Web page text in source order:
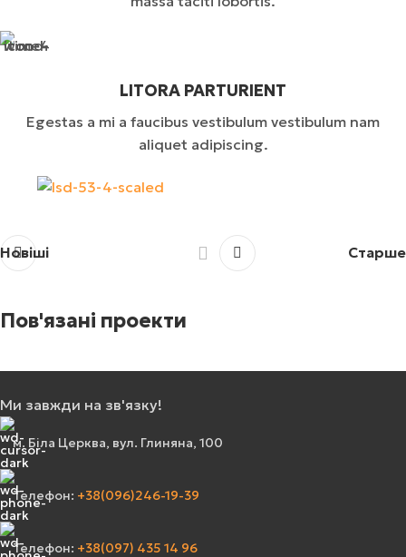
LITORA PARTURIENT
Egestas a mi a faucibus vestibulum vestibulum nam
aliquet adipiscing.
Новіші Старше
Пов'язані проекти
Furniture
A lacus bibendum pulvinar
Ми завжди на зв'язку!
м. Біла Церква, вул. Глиняна, 100
Телефон: +38(096)246-19-39
Телефон: +38(097) 435 14 96